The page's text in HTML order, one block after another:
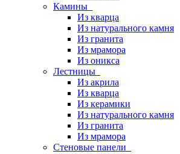
Камины
Из кварца
Из натурального камня
Из гранита
Из мрамора
Из оникса
Лестницы
Из акрила
Из кварца
Из керамики
Из натурального камня
Из гранита
Из мрамора
Стеновые панели